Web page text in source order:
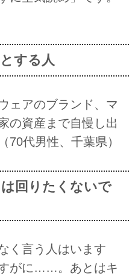
する人
ェアのブランド、マ
の資産まで自慢し出
70代男性、千葉県）
回りたくないで
く言う人はいます
がに……。あとはキ